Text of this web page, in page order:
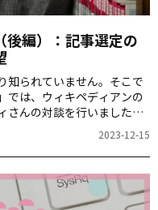
後編）：記事選定の
知られていません。そこで
では、ウィキペディアンの
さんの対談を行いました。
回に分けてお届けしている
2023-12-15